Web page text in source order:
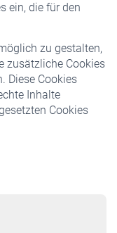
ein, die für den
zu gestalten,
zusätzliche Cookies
Diese Cookies
Inhalte
Cookies